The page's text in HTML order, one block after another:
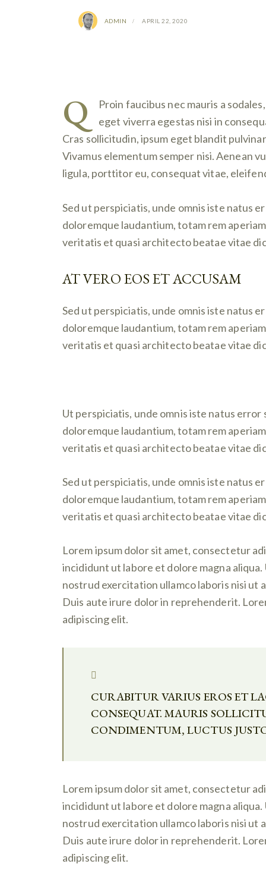
ADMIN APRIL 22, 2020
Q
Proin faucibus nec mauris a
eget viverra egestas nisi in
Cras sollicitudin, ipsum eget blandit
Vivamus elementum semper nisi. Aenean
ligula, porttitor eu, consequat vitae,
Sed ut perspiciatis, unde omnis iste natus
doloremque laudantium, totam rem
veritatis et quasi architecto beatae vitae
AT VERO EOS ET ACCUSAM
Sed ut perspiciatis, unde omnis iste natus
doloremque laudantium, totam rem
veritatis et quasi architecto beatae vitae
Ut perspiciatis, unde omnis iste natus
doloremque laudantium, totam rem
veritatis et quasi architecto beatae vitae
Sed ut perspiciatis, unde omnis iste natus
doloremque laudantium, totam rem
veritatis et quasi architecto beatae vitae
Lorem ipsum dolor sit amet, consectetur
incididunt ut labore et dolore magna aliqua.
nostrud exercitation ullamco laboris nisi ut
Duis aute irure dolor in reprehenderit.
adipiscing elit.
CURABITUR VARIUS EROS ET
CONSEQUAT. MAURIS
CONDIMENTUM, LUCTUS
Lorem ipsum dolor sit amet, consectetur
incididunt ut labore et dolore magna aliqua.
nostrud exercitation ullamco laboris nisi ut
Duis aute irure dolor in reprehenderit.
adipiscing elit.